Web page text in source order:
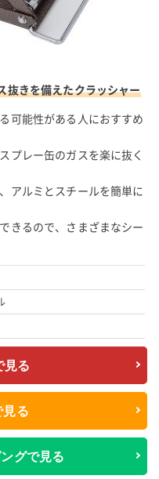
抜きを備えたクラッシャー
可能性がある人におすすめ
プレー缶のガスを楽に抜く
アルミとスチールを簡単に
きるので、さまざまなシー
見る
る
グで見る